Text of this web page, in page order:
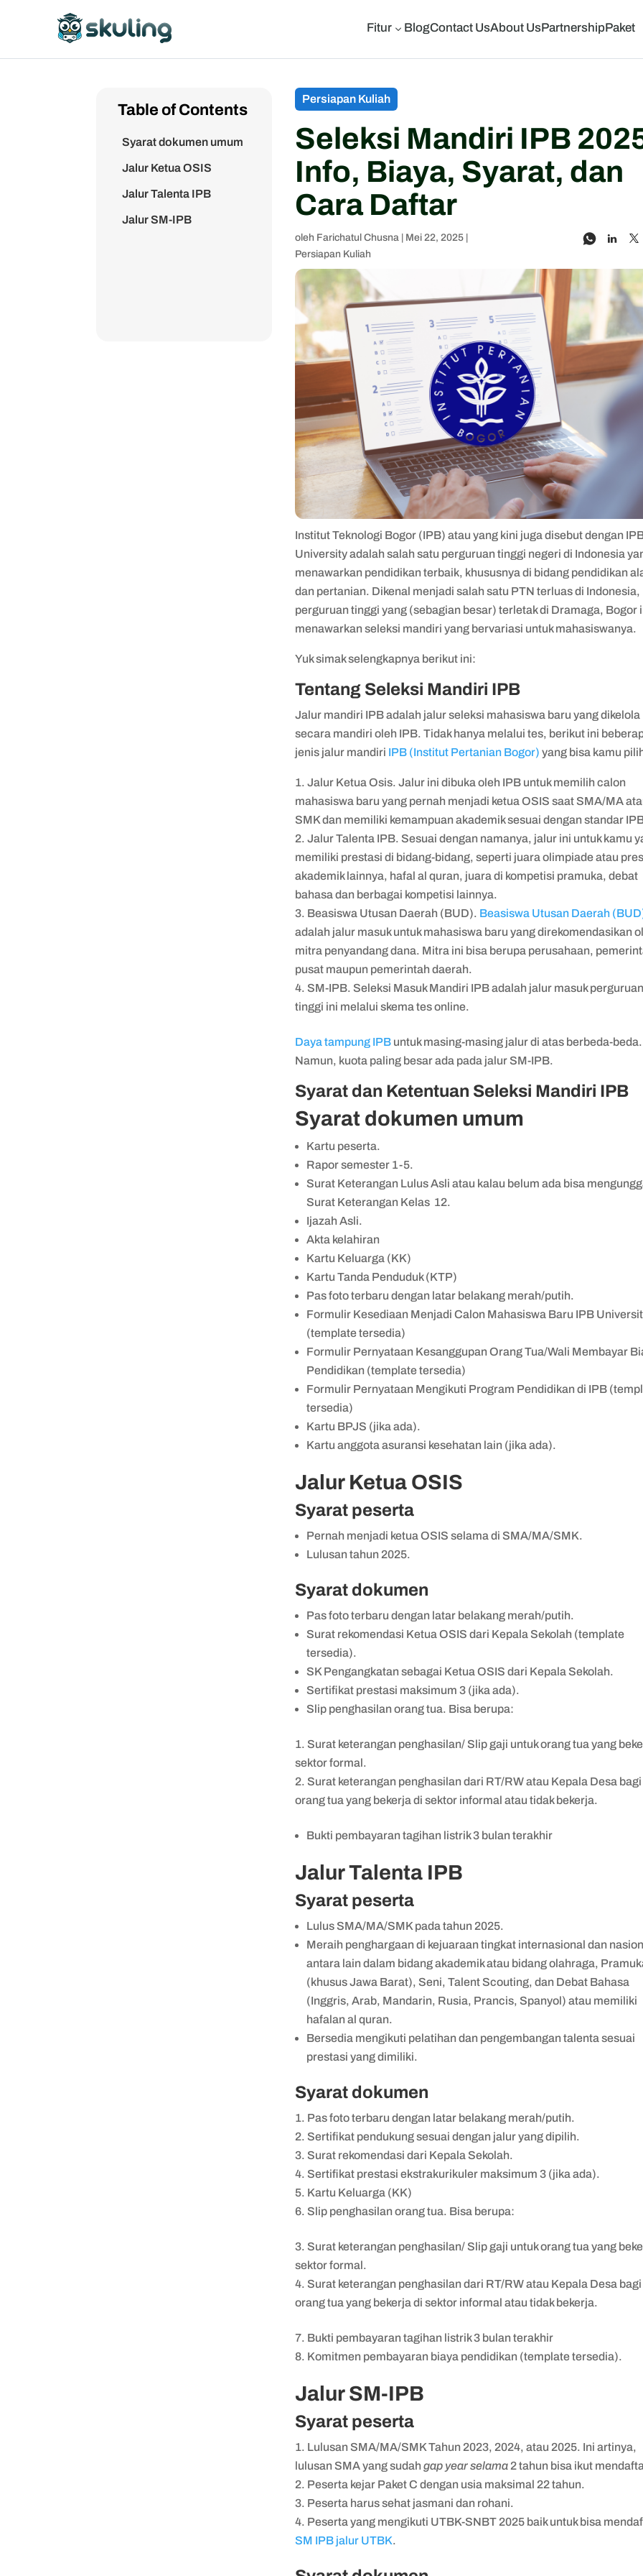
Fitur3 BlogContact UsAbout UsPartnershipPaket
Table of Contents
Syarat dokumen umum
Jalur Ketua OSIS
Jalur Talenta IPB
Jalur SM-IPB
Persiapan Kuliah
Seleksi Mandiri IPB
Info, Biaya, Syarat, dan
Cara Daftar
oleh Farichatul Chusna Mei 22, 2025
Persiapan Kuliah
Institut Teknologi Bogor (IPB) atau yang kini juga disebut dengan
University adalah salah satu perguruan tinggi negeri di Indonesia
menawarkan pendidikan terbaik, khususnya di bidang pendidikan
dan pertanian. Dikenal menjadi salah satu PTN terluas di Indonesia,
perguruan tinggi yang (sebagian besar) terletak di Dramaga, Bogor
menawarkan seleksi mandiri yang bervariasi untuk mahasiswanya.
Yuk simak selengkapnya berikut ini:
Tentang Seleksi Mandiri IPB
Jalur mandiri IPB adalah jalur seleksi mahasiswa baru yang dikelola
secara mandiri oleh IPB. Tidak hanya melalui tes, berikut ini
jenis jalur mandiri IPB (Institut Pertanian Bogor) yang bisa kamu
Jalur Ketua Osis. Jalur ini dibuka oleh IPB untuk memilih calon
mahasiswa baru yang pernah menjadi ketua OSIS saat SMA/MA
SMK dan memiliki kemampuan akademik sesuai dengan standar
Jalur Talenta IPB. Sesuai dengan namanya, jalur ini untuk kamu
memiliki prestasi di bidang-bidang, seperti juara olimpiade atau
akademik lainnya, hafal al quran, juara di kompetisi pramuka, debat
bahasa dan berbagai kompetisi lainnya.
Beasiswa Utusan Daerah (BUD). Beasiswa Utusan Daerah
adalah jalur masuk untuk mahasiswa baru yang direkomendasikan
mitra penyandang dana. Mitra ini bisa berupa perusahaan,
pusat maupun pemerintah daerah.
SM-IPB. Seleksi Masuk Mandiri IPB adalah jalur masuk perguruan
tinggi ini melalui skema tes online.
Dayatampung IPB untuk masing-masing jalur di atas berbeda-beda.
Namun, kuota paling besar ada pada jalur SM-IPB.
Syarat dan Ketentuan Seleksi Mandiri IPB
Syarat dokumen umum
Kartu peserta.
Rapor semester 1-5.
Surat Keterangan Lulus Asli atau kalau belum ada bisa
Surat Keterangan Kelas 12.
Ijazah Asli.
Akta kelahiran
Kartu Keluarga (KK)
Kartu Tanda Penduduk (KTP)
Pas foto terbaru dengan latar belakang merah/putih.
Formulir Kesediaan Menjadi Calon Mahasiswa Baru IPB
(template tersedia)
Formulir Pernyataan Kesanggupan Orang Tua/Wali Membayar
Pendidikan (template tersedia)
Formulir Pernyataan Mengikuti Program Pendidikan di IPB
tersedia)
Kartu BPJS (jika ada).
Kartu anggota asuransi kesehatan lain (jika ada).
Jalur Ketua OSIS
Syarat peserta
Pernah menjadi ketua OSIS selama di SMA/MA/SMK.
Lulusan tahun 2025.
Syarat dokumen
Pas foto terbaru dengan latar belakang merah/putih.
Surat rekomendasi Ketua OSIS dari Kepala Sekolah (template
tersedia).
SK Pengangkatan sebagai Ketua OSIS dari Kepala Sekolah.
Sertifikat prestasi maksimum 3 (jika ada).
Slip penghasilan orang tua. Bisa berupa:
Surat keterangan penghasilan/ Slip gaji untuk orang tua yang
sektor formal.
Surat keterangan penghasilan dari RT/RW atau Kepala Desa bagi
orang tua yang bekerja di sektor informal atau tidak bekerja.
Bukti pembayaran tagihan listrik 3 bulan terakhir
Jalur Talenta IPB
Syarat peserta
Lulus SMA/MA/SMK pada tahun 2025.
Meraih penghargaan di kejuaraan tingkat internasional dan
antara lain dalam bidang akademik atau bidang olahraga,
(khusus Jawa Barat), Seni, Talent Scouting, dan Debat Bahasa
(Inggris, Arab, Mandarin, Rusia, Prancis, Spanyol) atau memiliki
hafalan al quran.
Bersedia mengikuti pelatihan dan pengembangan talenta sesuai
prestasi yang dimiliki.
Syarat dokumen
Pas foto terbaru dengan latar belakang merah/putih.
Sertifikat pendukung sesuai dengan jalur yang dipilih.
Surat rekomendasi dari Kepala Sekolah.
Sertifikat prestasi ekstrakurikuler maksimum 3 (jika ada).
Kartu Keluarga (KK)
Slip penghasilan orang tua. Bisa berupa:
Surat keterangan penghasilan/ Slip gaji untuk orang tua yang
sektor formal.
Surat keterangan penghasilan dari RT/RW atau Kepala Desa bagi
orang tua yang bekerja di sektor informal atau tidak bekerja.
Bukti pembayaran tagihan listrik 3 bulan terakhir
Komitmen pembayaran biaya pendidikan (template tersedia).
Jalur SM-IPB
Syarat peserta
Lulusan SMA/MA/SMK Tahun 2023, 2024, atau 2025. Ini artinya,
lulusan SMA yang sudahgap year selama 2 tahun bisa ikut
Peserta kejar Paket C dengan usia maksimal 22 tahun.
Peserta harus sehat jasmani dan rohani.
Peserta yang mengikuti UTBK-SNBT 2025 baik untuk bisa
SM IPB jalur UTBK.